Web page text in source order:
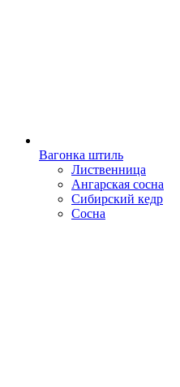
Вагонка штиль
Лиственница
Ангарская сосна
Сибирский кедр
Сосна